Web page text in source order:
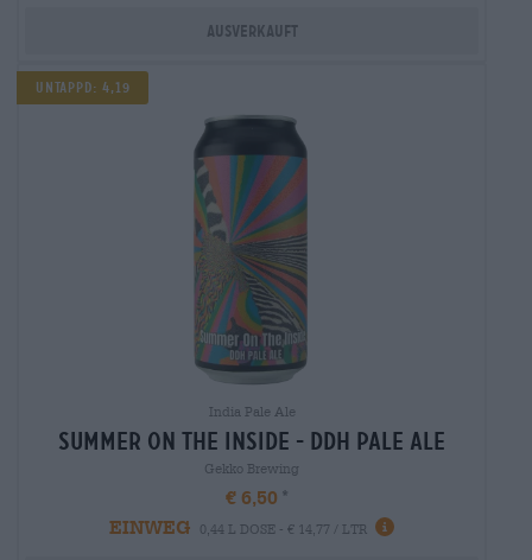
Ausverkauft
Untappd: 4,19
India Pale Ale
summer on the inside - ddh pale ale
Gekko Brewing
€ 6,50
EINWEG
0,44 L DOSE - € 14,77 / LTR